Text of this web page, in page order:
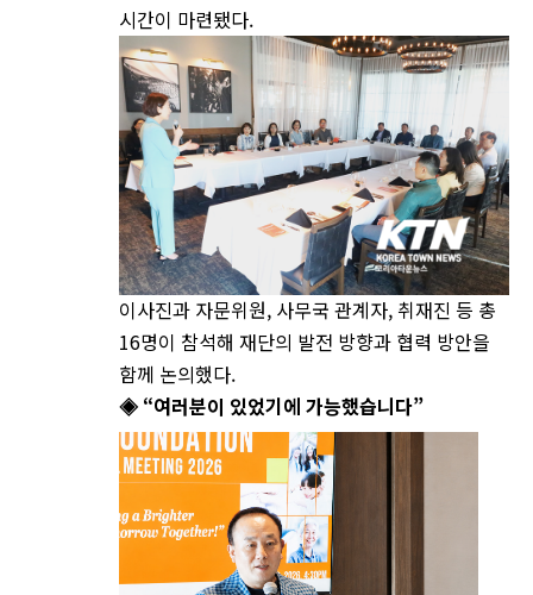
시간이 마련됐다.
이사진과 자문위원, 사무국 관계자, 취재진 등 총
16명이 참석해 재단의 발전 방향과 협력 방안을
함께 논의했다.
◈ “여러분이 있었기에 가능했습니다”